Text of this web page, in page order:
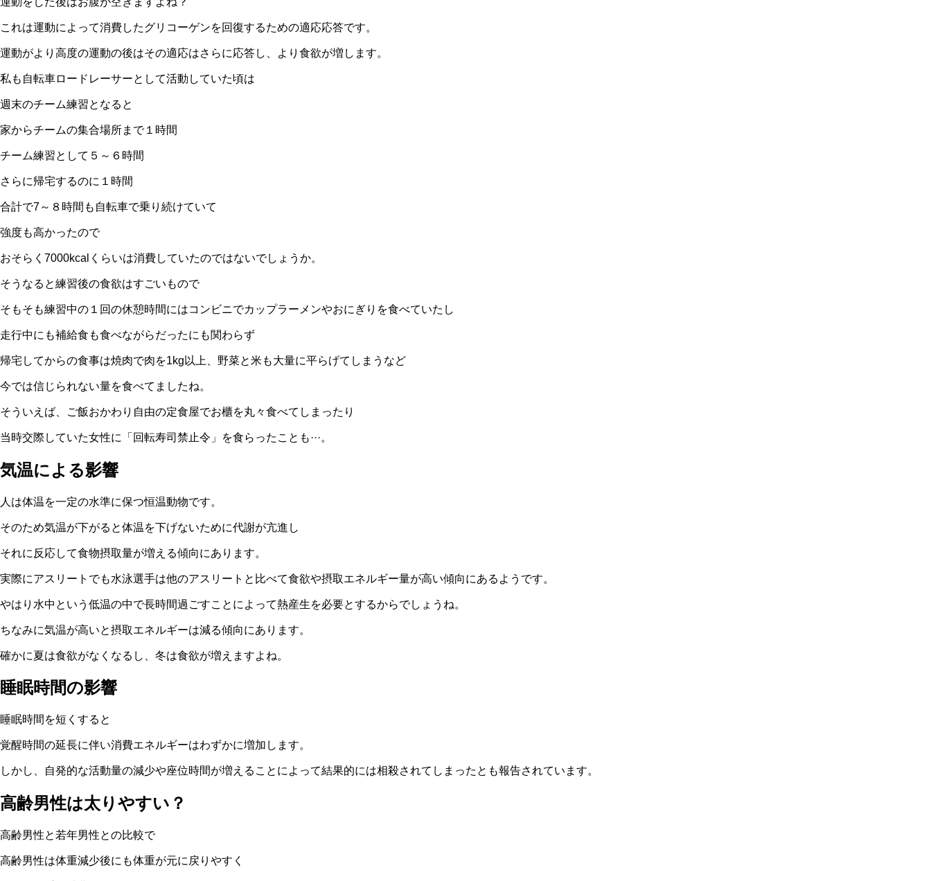
これは運動によって消費したグリコーゲンを回復するための適応応答です。
運動がより高度の運動の後はその適応はさらに応答し、より食欲が増します。
私も自転車ロードレーサーとして活動していた頃は
週末のチーム練習となると
家からチームの集合場所まで１時間
チーム練習として５～６時間
さらに帰宅するのに１時間
合計で7～８時間も自転車で乗り続けていて
強度も高かったので
おそらく7000kcalくらいは消費していたのではないでしょうか。
そうなると練習後の食欲はすごいもので
そもそも練習中の１回の休憩時間にはコンビニでカップラーメンやおにぎりを食べていたし
走行中にも補給食も食べながらだったにも関わらず
帰宅してからの食事は焼肉で肉を1kg以上、野菜と米も大量に平らげてしまうなど
今では信じられない量を食べてましたね。
そういえば、ご飯おかわり自由の定食屋でお櫃を丸々食べてしまったり
当時交際していた女性に「回転寿司禁止令」を食らったことも···。
気温による影響
人は体温を一定の水準に保つ恒温動物です。
そのため気温が下がると体温を下げないために代謝が亢進し
それに反応して食物摂取量が増える傾向にあります。
実際にアスリートでも水泳選手は他のアスリートと比べて食欲や摂取エネルギー量が高い傾向にあるようです。
やはり水中という低温の中で長時間過ごすことによって熱産生を必要とするからでしょうね。
ちなみに気温が高いと摂取エネルギーは減る傾向にあります。
確かに夏は食欲がなくなるし、冬は食欲が増えますよね。
睡眠時間の影響
睡眠時間を短くすると
覚醒時間の延長に伴い消費エネルギーはわずかに増加します。
しかし、自発的な活動量の減少や座位時間が増えることによって結果的には相殺されてしまったとも報告されています。
高齢男性は太りやすい？
高齢男性と若年男性との比較で
高齢男性は体重減少後にも体重が元に戻りやすく